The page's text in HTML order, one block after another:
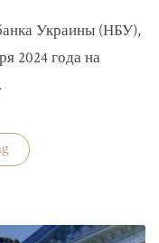
Украины (НБУ),
2024 года на
«Нацбанк
четвертую
покупает»